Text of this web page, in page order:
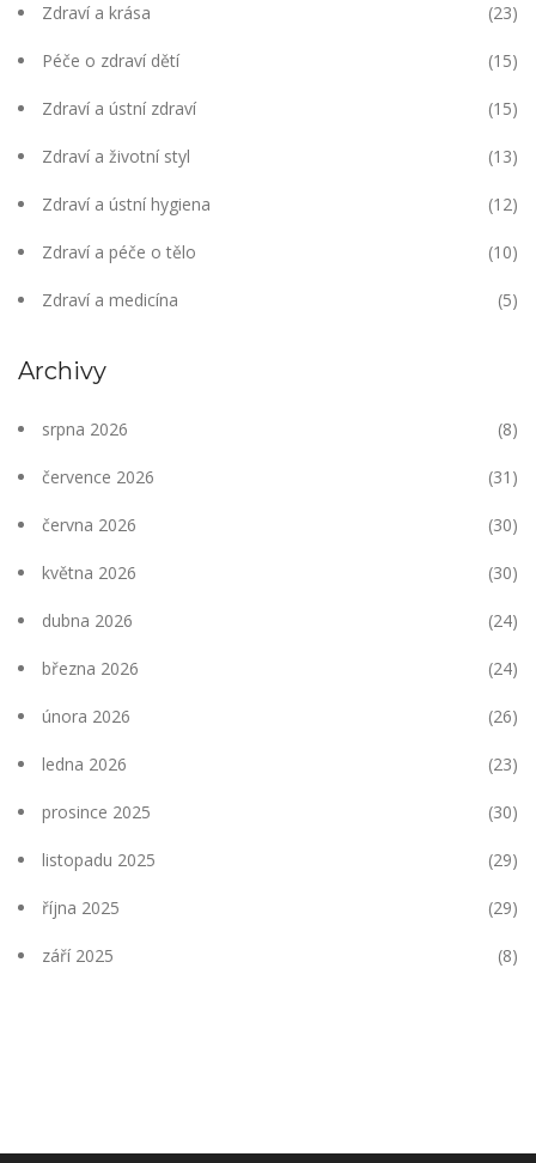
Zdraví a krása (23)
Péče o zdraví dětí (15)
Zdraví a ústní zdraví (15)
Zdraví a životní styl (13)
Zdraví a ústní hygiena (12)
Zdraví a péče o tělo (10)
Zdraví a medicína (5)
Archivy
srpna 2026 (8)
července 2026 (31)
června 2026 (30)
května 2026 (30)
dubna 2026 (24)
března 2026 (24)
února 2026 (26)
ledna 2026 (23)
prosince 2025 (30)
listopadu 2025 (29)
října 2025 (29)
září 2025 (8)